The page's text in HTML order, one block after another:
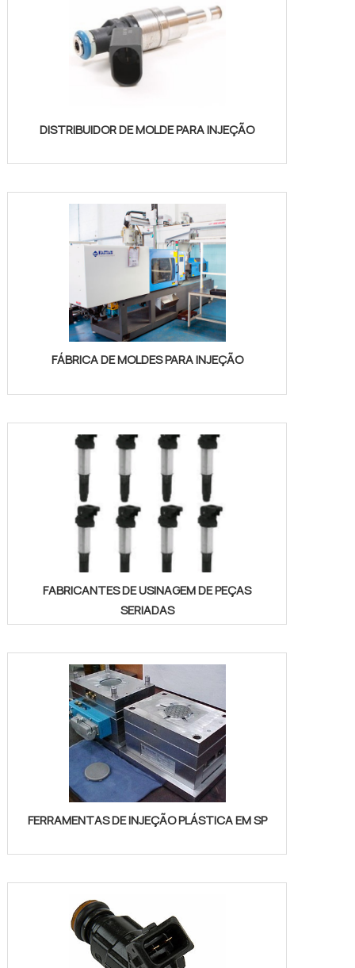
DISTRIBUIDOR DE MOLDE PARA INJEÇÃO
FÁBRICA DE MOLDES PARA INJEÇÃO
FABRICANTES DE USINAGEM DE PEÇAS
SERIADAS
FERRAMENTAS DE INJEÇÃO PLÁSTICA EM SP